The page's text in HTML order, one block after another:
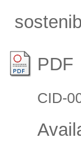
PDF
CID-